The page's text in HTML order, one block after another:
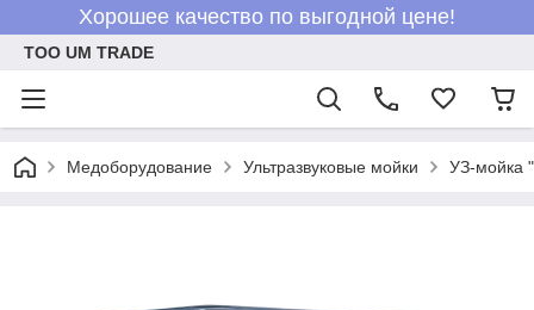
Хорошее качество по выгодной цене!
ТОО UM TRADE
Медоборудование Ультразвуковые мойки УЗ-мойка